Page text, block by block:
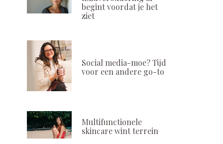
begint voordat je het
ziet
Social media-moe? Tijd
voor een andere go-to
Multifunctionele
skincare wint terrein